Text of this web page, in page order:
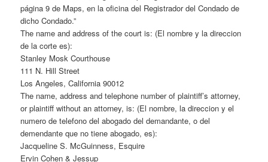
página 9 de Maps, en la oficina del Registrador del Condado de
dicho Condado.”
The name and address of the court is: (El nombre y la direccion
de la corte es):
Stanley Mosk Courthouse
111 N. Hill Street
Los Angeles, California 90012
The name, address and telephone number of plaintiff’s attorney,
or plaintiff without an attorney, is: (El nombre, la direccion y el
numero de telefono del abogado del demandante, o del
demendante que no tiene abogado, es):
Jacqueline S. McGuinness, Esquire
Ervin Cohen & Jessup